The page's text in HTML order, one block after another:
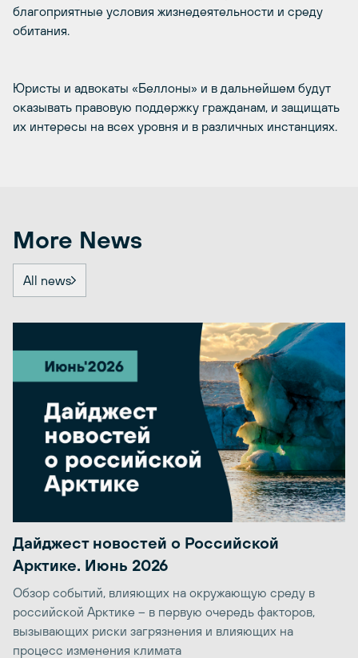
благоприятные условия жизнедеятельности и среду
обитания.
Юристы и адвокаты «Беллоны» и в дальнейшем будут
оказывать правовую поддержку гражданам, и защищать
их интересы на всех уровня и в различных инстанциях.
More News
All news
Дайджест новостей о Российской
Арктике. Июнь 2026
Обзор событий, влияющих на окружающую среду в
российской Арктике – в первую очередь факторов,
вызывающих риски загрязнения и влияющих на
процесс изменения климата